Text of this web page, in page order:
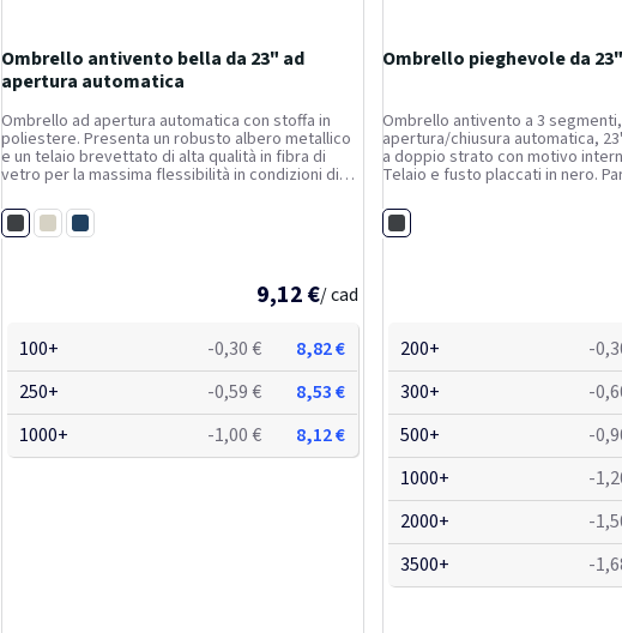
Ombrello antivento bella da 23" ad
apertura automatica
Ombrello ad apertura automatica con stoffa in
poliestere. Presenta un robusto albero metallico
e un telaio brevettato di alta qualità in fibra di
vetro per la massima flessibilità in condizioni di
superiore in plastica. Disponibile in una grande
varietà di...
NeroBianco
Navy
9,12 €/ cad
100+ -0,30 €
8,82 €
250+
-0,59 €
8,53 €
1000+
-1,00 € 8,12 €
Ombrello pieghevole da 23"
Ombrello antivento a 3 segmenti,
apertura/chiusura automatica,
a doppio strato con motivo
Telaio e fusto placcati in nero. Parte centrale a
in legno curvo.
Nero
200+
-
300+
-
500+
-
1000+
-
2000+
-
3500+
-